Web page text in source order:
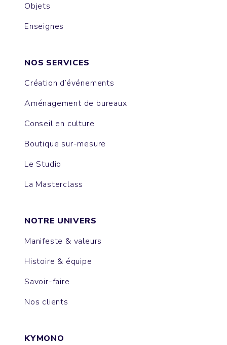
Objets
Enseignes
NOS SERVICES
Création d’événements
Aménagement de bureaux
Conseil en culture
Boutique sur-mesure
Le Studio
La Masterclass
NOTRE UNIVERS
Manifeste & valeurs
Histoire & équipe
Savoir-faire
Nos clients
KYMONO